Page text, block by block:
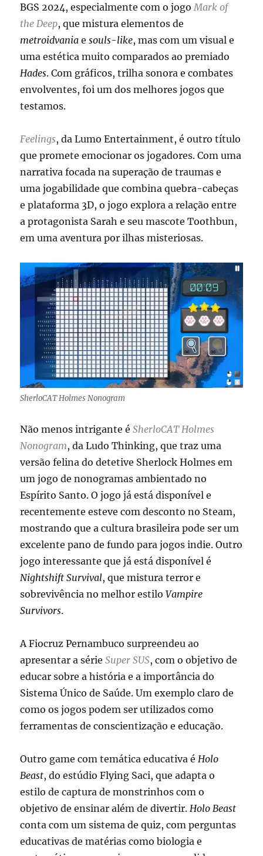
BGS 2024, especialmente com o jogo Mark of
the Deep, que mistura elementos de
metroidvania esouls-like, mas com um visual e
uma estética muito comparados ao premiado
Hades. Com gráficos, trilha sonora e combates
envolventes, foi um dos melhores jogos que
testamos.
Feelings, da Lumo Entertainment, é outro título
que promete emocionar os jogadores. Com uma
narrativa focada na superação de traumas e
uma jogabilidade que combina quebra-cabeças
e plataforma 3D, o jogo explora a relação entre
a protagonista Sarah e seu mascote Toothbun,
em uma aventura por ilhas misteriosas.
SherloCAT Holmes Nonogram
Não menos intrigante éSherloCAT Holmes
Nonogram, da Ludo Thinking, que traz uma
versão felina do detetive Sherlock Holmes em
um jogo de nonogramas ambientado no
Espírito Santo. O jogo já está disponível e
recentemente esteve com desconto no Steam,
mostrando que a cultura brasileira pode ser um
excelente pano de fundo para jogos indie. Outro
jogo interessante que já está disponível é
Nightshift Survival, que mistura terror e
sobrevivência no melhor estiloVampire
Survivors.
A Fiocruz Pernambuco surpreendeu ao
apresentar a sérieSuper SUS, com o objetivo de
educar sobre a história e a importância do
Sistema Único de Saúde. Um exemplo claro de
como os jogos podem ser utilizados como
ferramentas de conscientização e educação.
Outro game com temática educativa é Holo
Beast, do estúdio Flying Saci, que adapta o
estilo de captura de monstrinhos com o
objetivo de ensinar além de divertir. Holo Beast
conta com um sistema de quiz, com perguntas
educativas de matérias como biologia e